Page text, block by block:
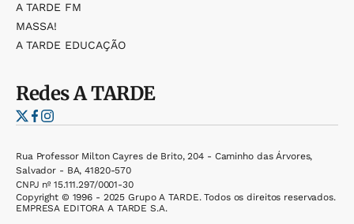
A TARDE FM
MASSA!
A TARDE EDUCAÇÃO
RedesA TARDE
Rua Professor Milton Cayres de Brito, 204 - Caminho das Árvores,
Salvador - BA, 41820-570
CNPJ nº 15.111.297/0001-30
Copyright © 1996 - 2025 Grupo A TARDE. Todos os direitos reservados.
EMPRESA EDITORA A TARDE S.A.